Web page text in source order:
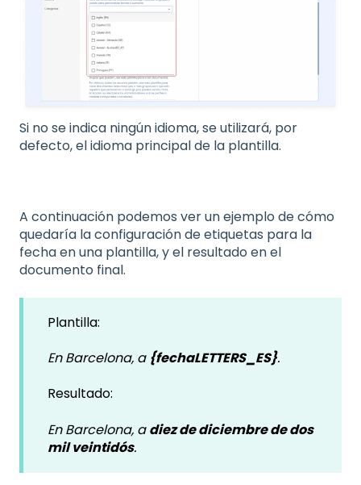
Si no se indica ningún idioma, se utilizará, por
defecto, el idioma principal de la plantilla.
A continuación podemos ver un ejemplo de cómo
quedaría la configuración de etiquetas para la
fecha en una plantilla, y el resultado en el
documento final.
Plantilla:
En Barcelona, a {fechaLETTERS_ES}.
Resultado:
En Barcelona, adiez de diciembre de dos
mil veintidós.